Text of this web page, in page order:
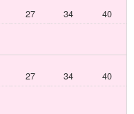
27 34 40
27 34 40